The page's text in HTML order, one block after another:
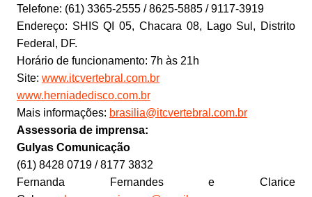
Telefone: (61) 3365-2555 / 8625-5885 / 9117-3919
Endereço: SHIS QI 05, Chacara 08, Lago Sul, Distrito
Federal, DF.
Horário de funcionamento: 7h às 21h
Site: www.itcvertebral.com.br
www.herniadedisco.com.br
Mais informações: brasilia@itcvertebral.com.br
Assessoria de imprensa:
Gulyas Comunicação
(61) 8428 0719 / 8177 3832
Fernanda Fernandes e Clarice